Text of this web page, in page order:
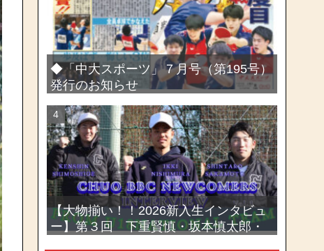
◆「中大スポーツ」７月号（第195号）
発行のお知らせ
【大物揃い！！2026新入生インタビュ
ー】第３回 下重賢慎・坂本慎太郎・